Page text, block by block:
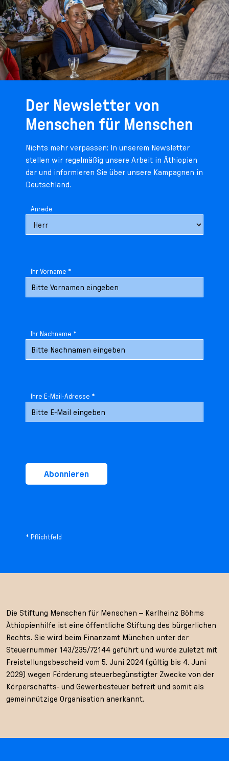
Der Newsletter von
Menschen für Menschen
Nichts mehr verpassen: In unserem Newsletter
stellen wir regelmäßig unsere Arbeit in Äthiopien
dar und informieren Sie über unsere Kampagnen in
Deutschland.
Anrede
Ihr Vorname *
Ihr Nachname *
Ihre E-Mail-Adresse *
Abonnieren
* Pflichtfeld
Die Stiftung Menschen für Menschen – Karlheinz Böhms
Äthiopienhilfe ist eine öffentliche Stiftung des bürgerlichen
Rechts. Sie wird beim Finanzamt München unter der
Steuernummer 143/235/72144 geführt und wurde zuletzt mit
Freistellungsbescheid vom 5. Juni 2024 (gültig bis 4. Juni
2029) wegen Förderung steuerbegünstigter Zwecke von der
Körperschafts- und Gewerbesteuer befreit und somit als
gemeinnützige Organisation anerkannt.